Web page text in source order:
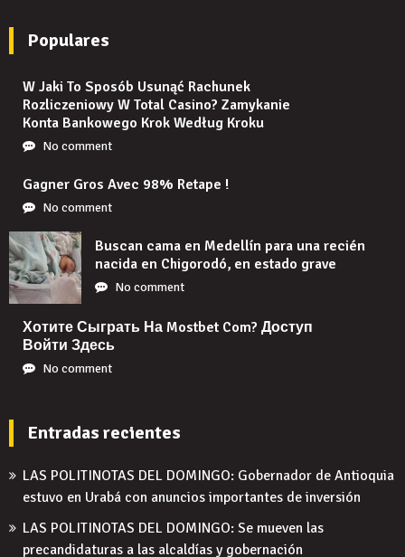
Populares
W Jaki To Sposób Usunąć Rachunek
Rozliczeniowy W Total Casino? Zamykanie
Konta Bankowego Krok Według Kroku
No comment
Gagner Gros Avec 98% Retape !
No comment
Buscan cama en Medellín para una recién
nacida en Chigorodó, en estado grave
No comment
Хотите Сыграть На Mostbet Com? Доступ
Войти Здесь
No comment
Entradas recientes
LAS POLITINOTAS DEL DOMINGO: Gobernador de Antioquia
estuvo en Urabá con anuncios importantes de inversión
LAS POLITINOTAS DEL DOMINGO: Se mueven las
precandidaturas a las alcaldías y gobernación